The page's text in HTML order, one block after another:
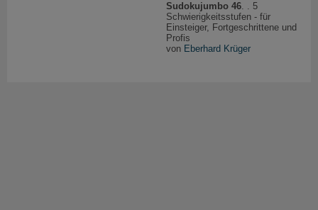
Sudokujumbo 46. . 5
Schwierigkeitsstufen - für
Einsteiger, Fortgeschrittene und
Profis
von Eberhard Krüger